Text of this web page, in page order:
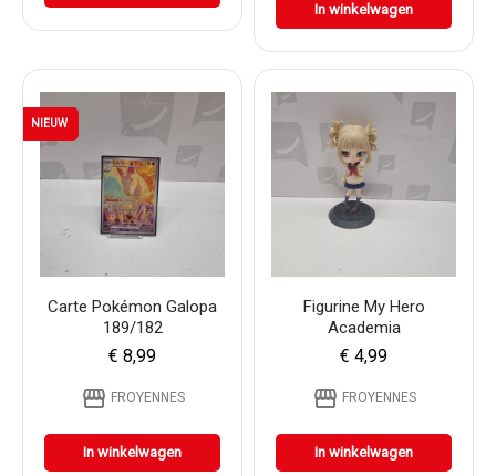
In winkelwagen
Carte Pokémon Galopa
189/182
€ 8,99
storefront FROYENNES
In winkelwagen
NIEUW
Figurine My Hero
Academia
€ 4,99
storefront FROYENNES
In winkelwagen